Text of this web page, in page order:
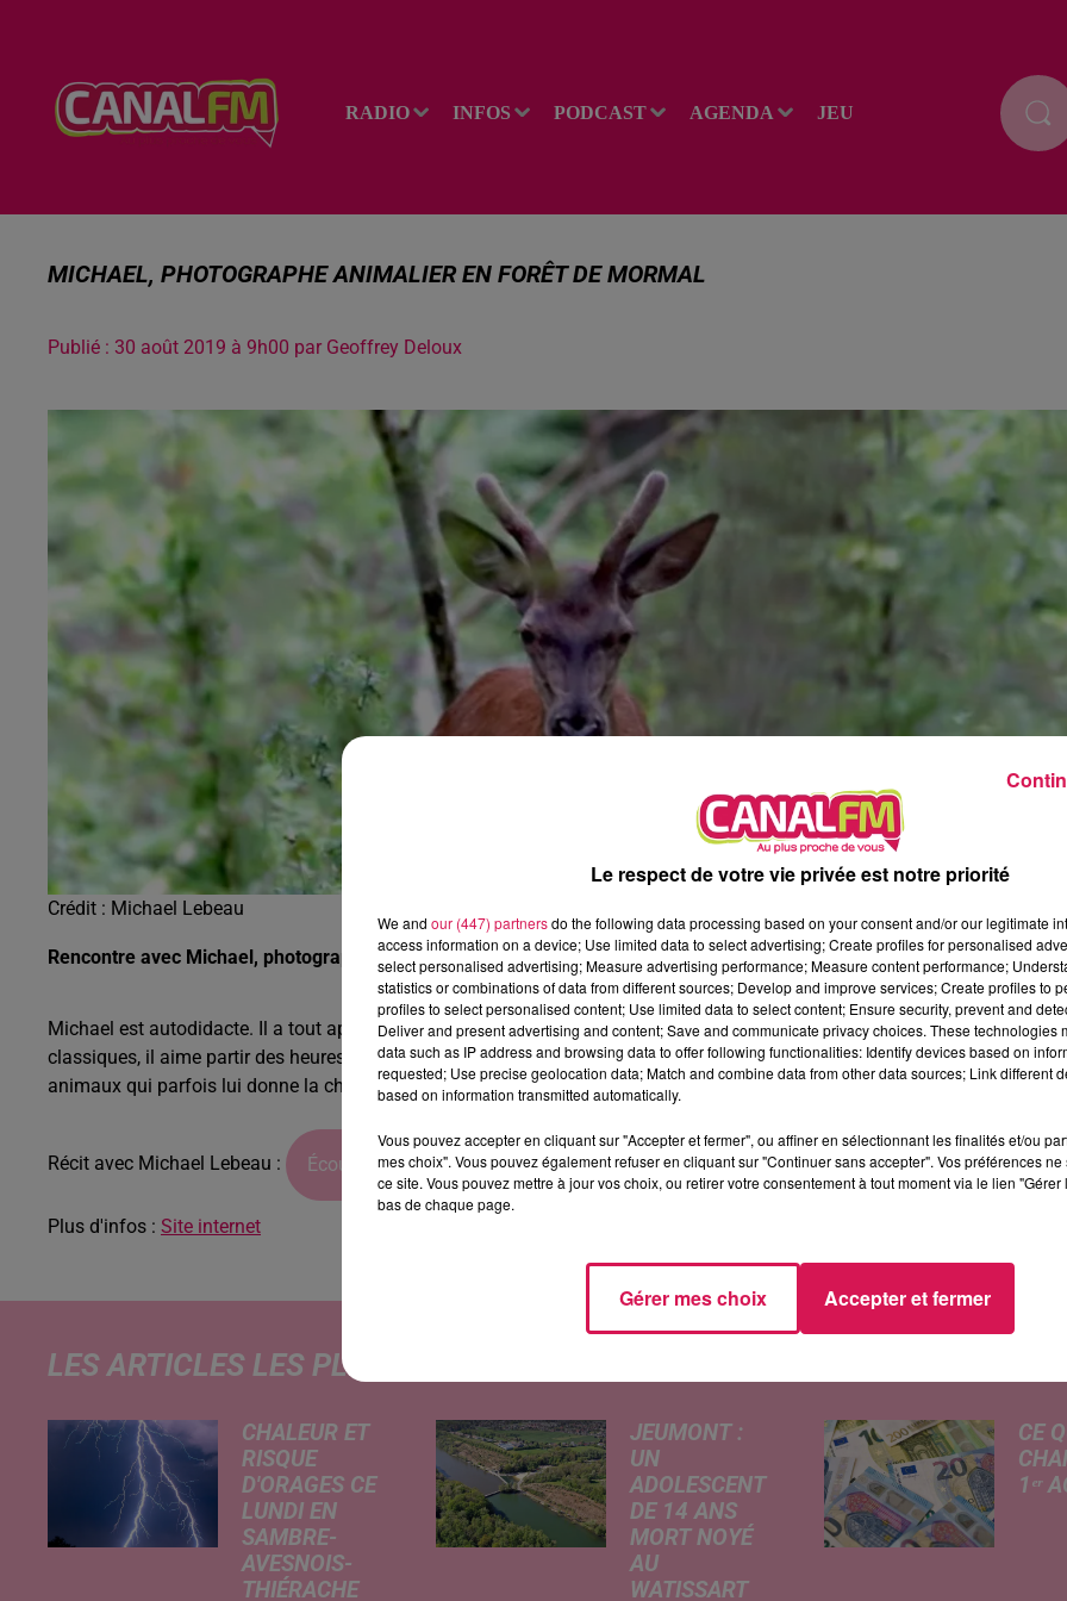
RADIO INFOS PODCAST AGENDA JEU
MICHAEL, PHOTOGRAPHE ANIMALIER EN FORÊT DE MORMAL
Publié : 30 août 2019 à 9h00 par Geoffrey Deloux
Crédit : Michael Lebeau
Rencontre avec Michael, photographe autodidacte, passionné par les animaux
Michael est autodidacte. Il a tout appris seul et est maintenant professionnel depuis quelques années. Au delà des photos
classiques, il aime partir des heures en forêt de Mormal notamment pour aller à la rencontre discrète et respectueuse des
animaux qui parfois lui donne la chance de réaliser des clichés ou de vivre des moments incroyables...
Récit avec Michael Lebeau : Écouter le podcast
Plus d'infos : Site internet
Les hits de Canal FM
5h00 - 6h00
Le Before du Réveil de Canal FM !
LES ARTICLES LES PLUS CONSULTÉS
CHALEUR ET
RISQUE
D'ORAGES CE
LUNDI EN
SAMBRE-
AVESNOIS-
THIÉRACHE
JEUMONT :
UN
ADOLESCENT
DE 14 ANS
MORT NOYÉ
AU
WATISSART
CE
1ᵉʳ
Le respect de votre vie privée est notre priorité
We and our (447) partnersdo the following data processing based on your consent and/or our legitimate
access information on a device; Use limited data to select advertising; Create profiles for personalised
select personalised advertising; Measure advertising performance; Measure content performance;
statistics or combinations of data from different sources; Develop and improve services; Create profiles to
profiles to select personalised content; Use limited data to select content; Ensure security, prevent and
Deliver and present advertising and content; Save and communicate privacy choices. These technologies
data such as IP address and browsing data to offer following functionalities: Identify devices based on
requested; Use precise geolocation data; Match and combine data from other data sources; Link different
based on information transmitted automatically.
Vous pouvez accepter en cliquant sur "Accepter et fermer", ou affiner en sélectionnant les finalités et/ou
mes choix". Vous pouvez également refuser en cliquant sur "Continuer sans accepter". Vos préférences
ce site. Vous pouvez mettre à jour vos choix, ou retirer votre consentement à tout moment via le lien
bas de chaque page.
Gérer mes choix Accepter et fermer